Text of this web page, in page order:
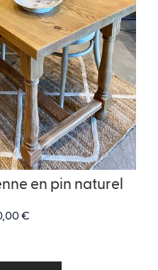
en pin naturel
€